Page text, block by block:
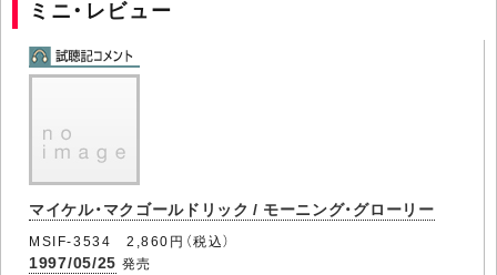
ミニ・レビュー
マイケル・マクゴールドリック / モーニング・グローリー
MSIF-3534 2,860円（税込）
1997/05/25 発売